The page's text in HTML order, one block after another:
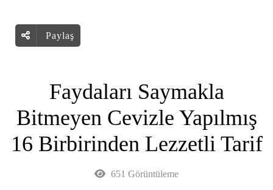
Paylaş
Faydaları Saymakla
Bitmeyen Cevizle Yapılmış
16 Birbirinden Lezzetli Tarif
651 Görüntüleme